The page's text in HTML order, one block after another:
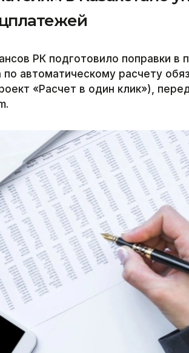
РК подготовило поправки в
по автоматическому расчету
«Расчет в один клик»),